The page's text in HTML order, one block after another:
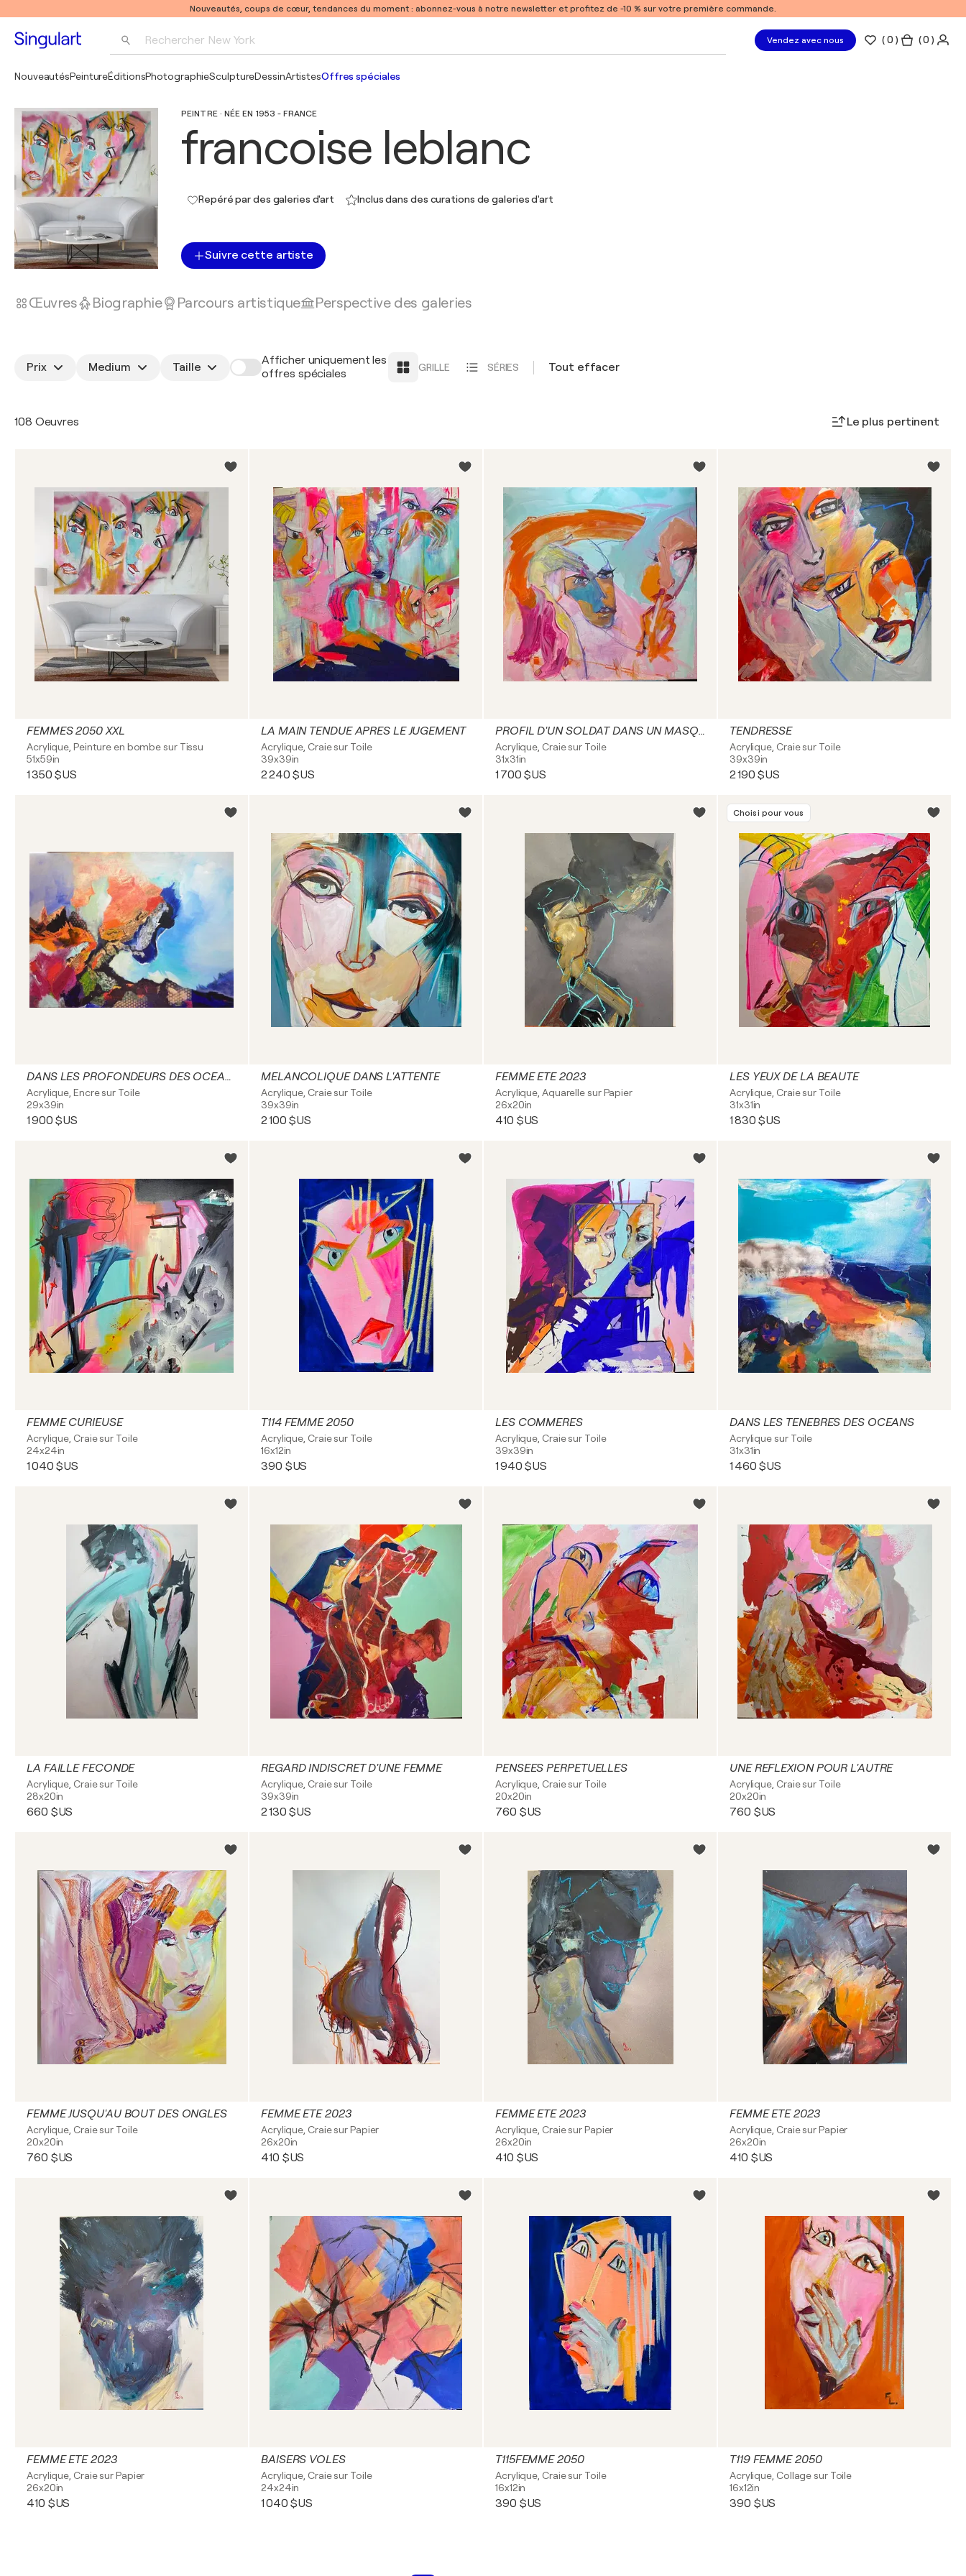
Nouveautés, coups de cœur, tendances du moment : abonnez-vous à notre newsletter et profitez de -10 % sur votre première commande.
Rechercher New York Vendez avec nous (0 ) ( 0 )
NouveautésPeintureÉditionsPhotographieSculptureDessinArtistesOffres spéciales
PEINTRE · NÉE EN 1953 - FRANCE
francoise leblanc
Repéré par des galeries d'art Inclus dans des curations de galeries d'art
Suivre cette artiste
Œuvres Biographie Parcours artistique Perspective des galeries
Prix Medium Taille
Afficher uniquement les
offres spéciales
GRILLE SÉRIES Tout effacer
108 Oeuvres Le plus pertinent
FEMMES 2050 XXL
Acrylique, Peinture en bombe sur Tissu
51x59in
1 350 $US
LA MAIN TENDUE APRES LE JUGEMENT
Acrylique, Craie sur Toile
39x39in
2 240 $US
PROFIL D'UN SOLDAT DANS UN MASQUE DE FEMME
Acrylique, Craie sur Toile
31x31in
1 700 $US
TENDRESSE
Acrylique, Craie sur Toile
39x39in
2 190 $US
DANS LES PROFONDEURS DES OCEANS
Acrylique, Encre sur Toile
29x39in
1 900 $US
MELANCOLIQUE DANS L'ATTENTE
Acrylique, Craie sur Toile
39x39in
2 100 $US
FEMME ETE 2023
Acrylique, Aquarelle sur Papier
26x20in
410 $US
Choisi pour vous
LES YEUX DE LA BEAUTE
Acrylique, Craie sur Toile
31x31in
1 830 $US
FEMME CURIEUSE
Acrylique, Craie sur Toile
24x24in
1 040 $US
T114 FEMME 2050
Acrylique, Craie sur Toile
16x12in
390 $US
LES COMMERES
Acrylique, Craie sur Toile
39x39in
1 940 $US
DANS LES TENEBRES DES OCEANS
Acrylique sur Toile
31x31in
1 460 $US
LA FAILLE FECONDE
Acrylique, Craie sur Toile
28x20in
660 $US
REGARD INDISCRET D'UNE FEMME
Acrylique, Craie sur Toile
39x39in
2 130 $US
PENSEES PERPETUELLES
Acrylique, Craie sur Toile
20x20in
760 $US
UNE REFLEXION POUR L'AUTRE
Acrylique, Craie sur Toile
20x20in
760 $US
FEMME JUSQU'AU BOUT DES ONGLES
Acrylique, Craie sur Toile
20x20in
760 $US
FEMME ETE 2023
Acrylique, Craie sur Papier
26x20in
410 $US
FEMME ETE 2023
Acrylique, Craie sur Papier
26x20in
410 $US
FEMME ETE 2023
Acrylique, Craie sur Papier
26x20in
410 $US
FEMME ETE 2023
Acrylique, Craie sur Papier
26x20in
410 $US
BAISERS VOLES
Acrylique, Craie sur Toile
24x24in
1 040 $US
T115FEMME 2050
Acrylique, Craie sur Toile
16x12in
390 $US
T119 FEMME 2050
Acrylique, Collage sur Toile
16x12in
390 $US